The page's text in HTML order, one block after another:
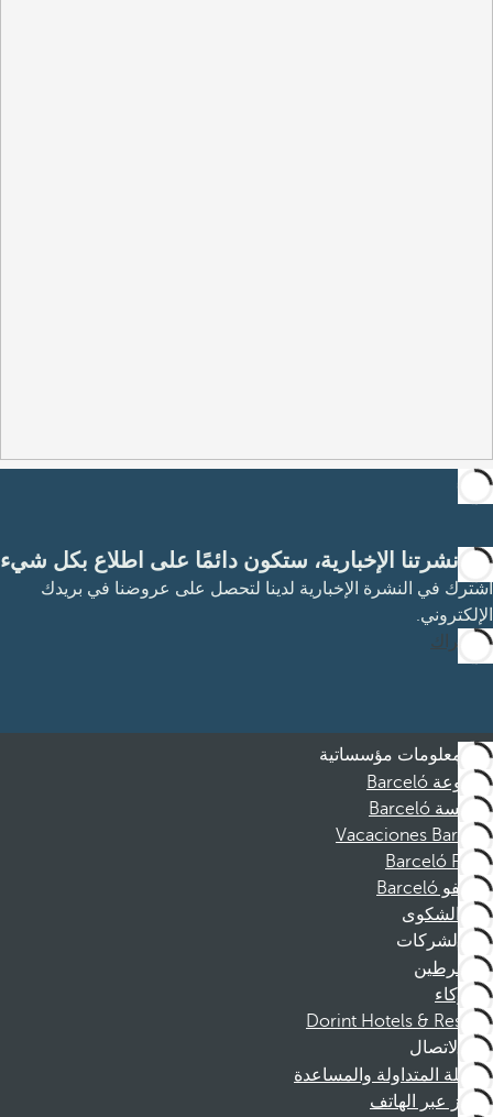
مع نشرتنا الإخبارية، ستكون دائمًا على اطلاع بكل شيء
اشترك في النشرة الإخبارية لدينا لتحصل على عروضنا في بريدك
الإلكتروني.
الاشتراك
معلومات مؤسساتية
مجموعة Barceló
مؤسسة Barceló
Vacaciones Barceló
Barceló Films
موظفو Barceló
قناة الشكوى
الشركات
المنخرطين
الشركاء
Dorint Hotels & Resorts
الاتصال
الأسئلة المتداولة والمساعدة
الحجز عبر الهاتف